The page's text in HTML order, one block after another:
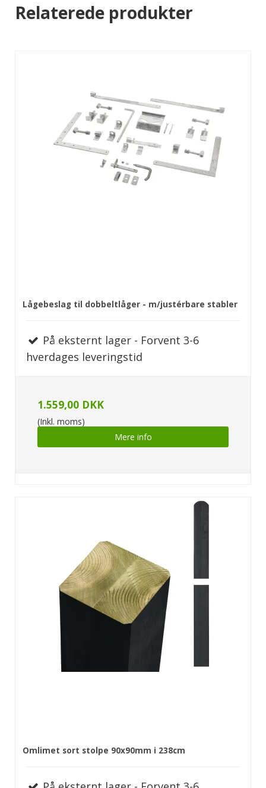
Relaterede produkter
Lågebeslag til dobbeltlåger - m/justérbare stabler
På eksternt lager - Forvent 3-6
hverdages leveringstid
1.559,00 DKK
(Inkl. moms)
Mere info
Omlimet sort stolpe 90x90mm i 238cm